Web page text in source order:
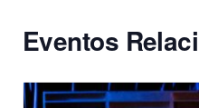
Eventos